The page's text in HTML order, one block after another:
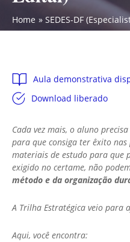
Home SEDES-DF
Aula demonstrativa
Download liberado
Cada vez mais, o aluno
para que consiga ter êxito nas
materiais de estudo para que
exigido no certame, não
método e da organização
A Trilha Estratégica veio para
Aqui, você encontra: